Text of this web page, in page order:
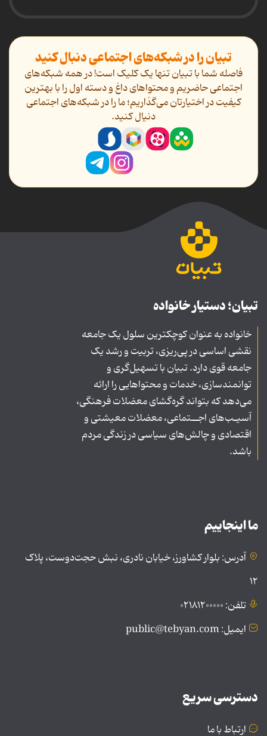
تبیان را در شبکه‌های اجتماعی دنبال کنید
فاصله شما با تبیان تنها یک کلیک است! در همه شبکه‌های
اجتماعی حاضریم و محتواهای داغ و دسته اول را با بهترین
کیفیت در اختیارتان می‌گذاریم؛ ما را در شبکه‌های اجتماعی
دنیال کنید.
تبیان؛ دستیار خانواده
خانواده به عنوان کوچکترین سلول یک جامعه
نقشی اساسی در پی‌ریزی، تربیت و رشد یک
جامعه قوی دارد. تبیان با تسهیل‌گری و
توانمندسازی، خدمات و محتواهایی را ارائه
می‌دهد که بتواند گره‌گشای معضلات فرهنگی،
آسیـب‌های اجــتماعی، معضلات معیشتی و
اقتصادی و چالش‌های سیاسی در زندگی مردم
باشد.
ما اینجاییم
آدرس: بلوار کشاورز، خیابان نادری، نبش حجت‌دوست، پلاک
۱۲
تلفن: ۰۲۱۸۱۲۰۰۰۰۰
ایمیل: public@tebyan.com
دسترسی سریع
ارتباط با ما